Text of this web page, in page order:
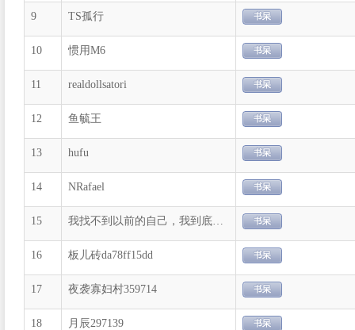
9 TS孤行
10 惯用M6
11 realdollsatori
12 鱼毓王
13 hufu
14 NRafael
15 我找不到以前的自己，我到底是谁？
16 板儿砖da78ff15dd
17 夜袭寡妇村359714
18 月辰297139